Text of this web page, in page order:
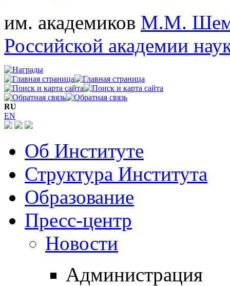
им. академиков М.М.
Российской академии
RU
EN
Об Институте
Структура Института
Образование
Пресс-центр
Новости
Администрация